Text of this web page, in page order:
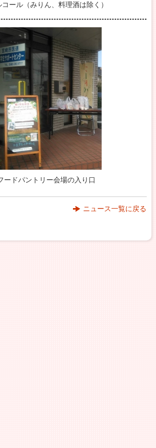
ール（みりん、料理酒は除く）
ードパントリー会場の入り口
ニュース一覧に戻る